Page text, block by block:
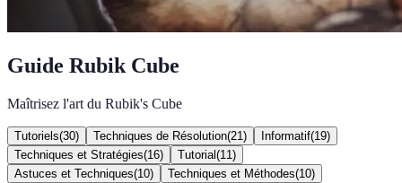
Guide Rubik Cube
Maîtrisez l'art du Rubik's Cube
Tutoriels(30) Techniques de Résolution(21 ) Informatif(19)
Techniques et Stratégies(16) Tutorial (11 )
Astuces et Techniques(10) Techniques et Méthodes(10)